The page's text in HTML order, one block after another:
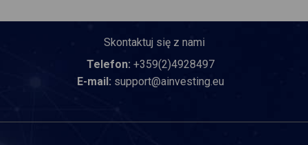
Skontaktuj się z nami
Telefon: +359(2)4928497
E-mail: support@ainvesting.eu